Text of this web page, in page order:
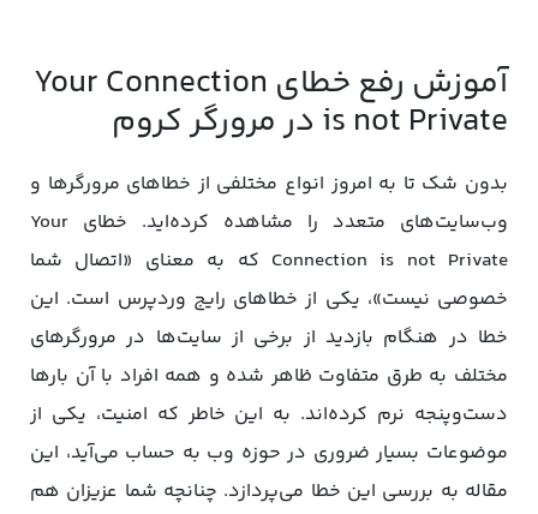
آموزش رفع خطای Your Connection
is not Private در مرورگر کروم
بدون شک تا به امروز انواع مختلفی از خطاهای مرورگرها و
وب‌سایت‌های متعدد را مشاهده کرده‌اید. خطای Your
Connection is not Private که به معنای «اتصال شما
خصوصی نیست»، یکی از خطاهای رایج وردپرس است. این
خطا در هنگام بازدید از برخی از سایت‌ها در مرورگرهای
مختلف به طرق متفاوت ظاهر شده و همه افراد با آن بارها
دست‌و‌پنجه نرم کرده‌اند.‌ به این خاطر که امنیت، یکی از
موضوعات بسیار ضروری در حوزه وب به حساب می‌آید، این
مقاله به بررسی این خطا می‌پردازد. چنانچه شما عزیزان هم